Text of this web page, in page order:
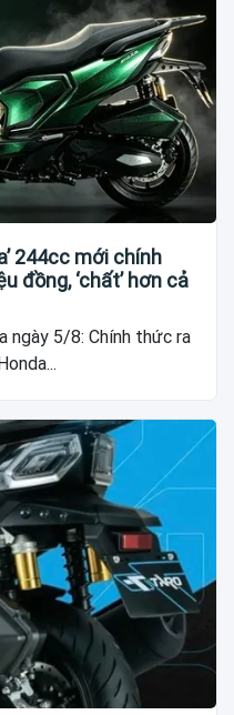
244cc mới chính
đồng, ‘chất’ hơn cả
ngày 5/8: Chính thức ra